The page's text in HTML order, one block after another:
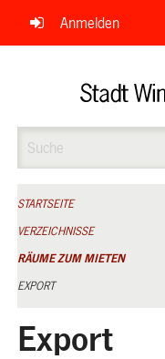
Navigation
überspringen
Anmelden
STARTSEITE
VERZEICHNISSE
RÄUME ZUM MIETEN
EXPORT
Export